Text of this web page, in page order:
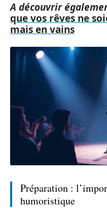
A découvrir
que vos rêves ne
mais en vains
Préparation :
humoristique